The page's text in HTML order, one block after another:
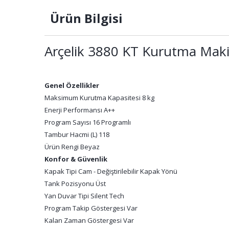
Ürün Bilgisi
Arçelik 3880 KT Kurutma
Genel Özellikler
Maksimum Kurutma Kapasitesi 8 kg
Enerji Performansı A++
Program Sayısı 16 Programlı
Tambur Hacmi (L) 118
Ürün Rengi Beyaz
Konfor & Güvenlik
Kapak Tipi Cam - Değiştirilebilir Kapak Yönü
Tank Pozisyonu Üst
Yan Duvar Tipi Silent Tech
Program Takip Göstergesi Var
Kalan Zaman Göstergesi Var